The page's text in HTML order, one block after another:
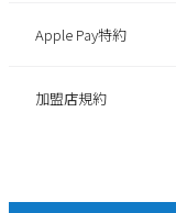
Apple Pay特約
加盟店規約